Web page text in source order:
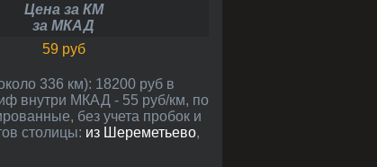
Цена за КМ
за МКАД
59 руб
внутри МКАД - 55 руб/км, по
без учета пробок и
столицы: из Шереметьево,